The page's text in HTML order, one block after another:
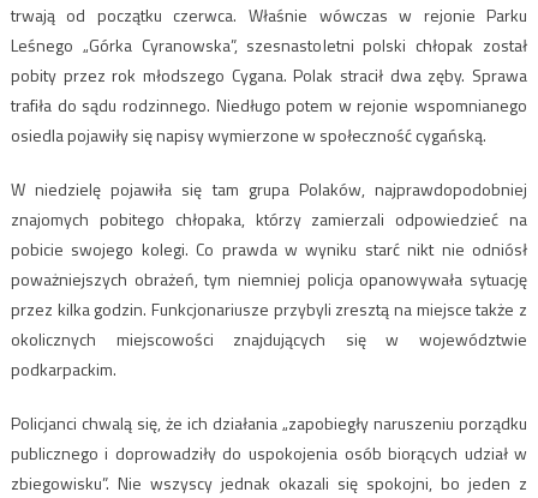
trwają od początku czerwca. Właśnie wówczas w rejonie Parku
Leśnego „Górka Cyranowska”, szesnastoletni polski chłopak został
pobity przez rok młodszego Cygana. Polak stracił dwa zęby. Sprawa
trafiła do sądu rodzinnego. Niedługo potem w rejonie wspomnianego
osiedla pojawiły się napisy wymierzone w społeczność cygańską.
W niedzielę pojawiła się tam grupa Polaków, najprawdopodobniej
znajomych pobitego chłopaka, którzy zamierzali odpowiedzieć na
pobicie swojego kolegi. Co prawda w wyniku starć nikt nie odniósł
poważniejszych obrażeń, tym niemniej policja opanowywała sytuację
przez kilka godzin. Funkcjonariusze przybyli zresztą na miejsce także z
okolicznych miejscowości znajdujących się w województwie
podkarpackim.
Policjanci chwalą się, że ich działania „zapobiegły naruszeniu porządku
publicznego i doprowadziły do uspokojenia osób biorących udział w
zbiegowisku”. Nie wszyscy jednak okazali się spokojni, bo jeden z